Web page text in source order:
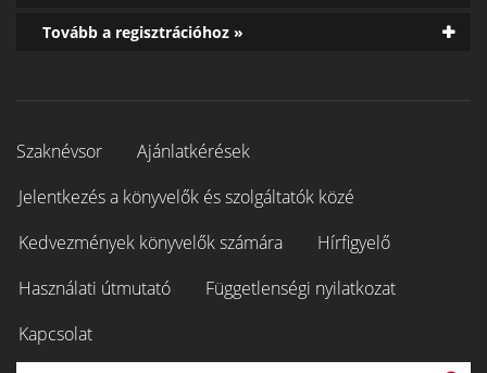
Tovább a regisztrációhoz »
Szaknévsor
Ajánlatkérések
Jelentkezés a könyvelők és szolgáltatók közé
Kedvezmények könyvelők számára
Hírfigyelő
Használati útmutató
Függetlenségi nyilatkozat
Kapcsolat